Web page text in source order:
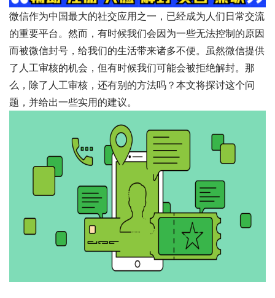
微信作为中国最大的社交应用之一，已经成为人们日常交流
的重要平台。然而，有时候我们会因为一些无法控制的原因
而被微信封号，给我们的生活带来诸多不便。虽然微信提供
了人工审核的机会，但有时候我们可能会被拒绝解封。那
么，除了人工审核，还有别的方法吗？本文将探讨这个问
题，并给出一些实用的建议。